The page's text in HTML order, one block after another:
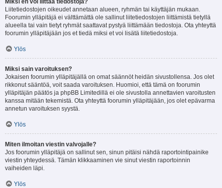
Miksi en voi liittää tiedostoja?
Liitetiedostojen oikeudet annetaan alueen, ryhmän tai käyttäjän mukaan.
Foorumin ylläpitäjä ei välttämättä ole sallinut liitetiedostojen liittämistä tietyllä
alueella tai vain tietyt ryhmät saattavat pystyä liittämään tiedostoja. Ota yhteyttä
foorumin ylläpitäjään jos et tiedä miksi et voi lisätä liitetiedostoja.
Ylös
Miksi sain varoituksen?
Jokaisen foorumin ylläpitäjällä on omat säännöt heidän sivustollensa. Jos olet
rikkonut sääntöä, voit saada varoituksen. Huomioi, että tämä on foorumin
ylläpitäjän päätös ja phpBB Limitedillä ei ole sivustolla annettavien varoitusten
kanssa mitään tekemistä. Ota yhteyttä foorumin ylläpitäjään, jos olet epävarma
annetun varoituksen syystä.
Ylös
Miten ilmoitan viestin valvojalle?
Jos foorumin ylläpitäjä on sallinut sen, sinun pitäisi nähdä raportointipainike
viestin yhteydessä. Tämän klikkaaminen vie sinut viestin raportoinnin
vaiheiden läpi.
Ylös